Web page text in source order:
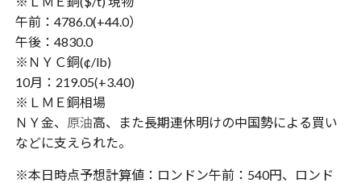
午前：4786.0(+44.0）
午後：4830.0
※ＮＹＣ銅(¢/lb)
10月：219.05(+3.40)
※ＬＭＥ銅相場
ＮＹ金、 原油高、また長期連休明けの中国勢による買い
などに支えられた。
※本日時点予想計算値：ロンドン午前：540円、ロンド